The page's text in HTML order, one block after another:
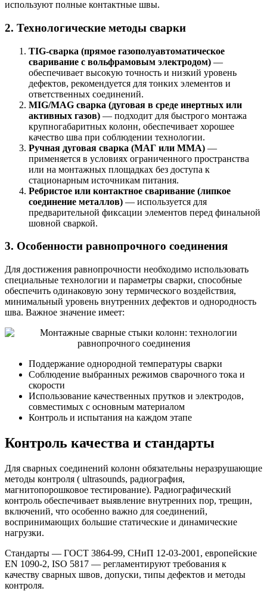
используют полные контактные швы.
2. Технологические методы сварки
TIG-сварка (прямое газополуавтоматическое
сваривание с вольфрамовым электродом) —
обеспечивает высокую точность и низкий уровень
дефектов, рекомендуется для тонких элементов и
ответственных соединений.
MIG/MAG сварка (дуговая в среде инертных или
активных газов) — подходит для быстрого монтажа
крупногабаритных колонн, обеспечивает хорошее
качество шва при соблюдении технологии.
Ручная дуговая сварка (МАГ или MMA) —
применяется в условиях ограниченного пространства
или на монтажных площадках без доступа к
стационарным источникам питания.
Ребристое или контактное сваривание (липкое
соединение металлов) — используется для
предварительной фиксации элементов перед финальной
шовной сваркой.
3. Особенности равнопрочного соединения
Для достижения равнопрочности необходимо использовать
специальные технологии и параметры сварки, способные
обеспечить одинаковую зону термического воздействия,
минимальный уровень внутренних дефектов и однородность
шва. Важное значение имеет:
Поддержание однородной температуры сварки
Соблюдение выбранных режимов сварочного тока и
скорости
Использование качественных прутков и электродов,
совместимых с основным материалом
Контроль и испытания на каждом этапе
Контроль качества и стандарты
Для сварных соединений колонн обязательны неразрушающие
методы контроля ( ultrasounds, радиография,
магнитопорошковое тестирование). Радиографический
контроль обеспечивает выявление внутренних пор, трещин,
включений, что особенно важно для соединений,
воспринимающих большие статические и динамические
нагрузки.
Стандарты — ГОСТ 3864-99, СНиП 12-03-2001, европейские
EN 1090-2, ISO 5817 — регламентируют требования к
качеству сварных швов, допуски, типы дефектов и методы
контроля.